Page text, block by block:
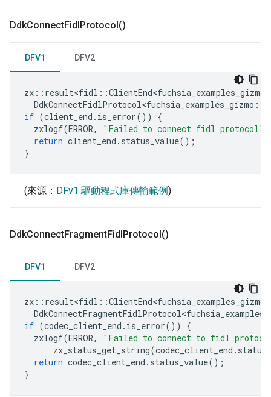
DdkConnectFidlProtocol()
DFV1 DFV2
zx :: result<fidl ::ClientEnd<fuchsia_examples_gizmo
DdkConnectFidlProtocol<fuchsia_examples_gizmo ::
if (client_end . is_error())
{
zxlogf(ERROR, "Failed to connect fidl protocol"
return client_end . status_value();
}
(來源： DFv1 驅動程式庫傳輸範例)
DdkConnectFragmentFidlProtocol()
DFV1 DFV2
zx :: result<fidl ::ClientEnd<fuchsia_examples_gizmo
if (codec_client_end . is_error())
{
zxlogf(ERROR,
"Failed to connect to fidl
zx_status_get_string(codec_client_end .
return codec_client_end . status_value();
}